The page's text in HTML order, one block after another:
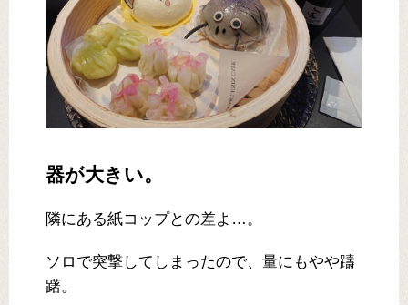
器が大きい。
隣にある紙コップとの差よ…。
ソロで突撃してしまったので、量にもやや躊
躇。